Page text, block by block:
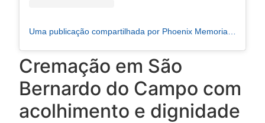
Cremação em São
Bernardo do Campo com
acolhimento e dignidade